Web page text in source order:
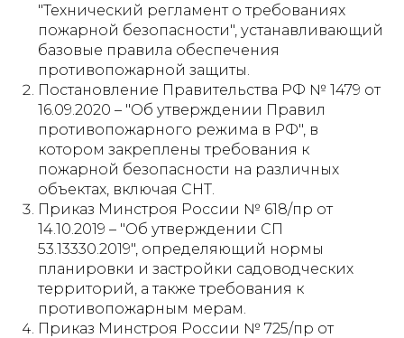
"Технический регламент о требованиях
пожарной безопасности", устанавливающий
базовые правила обеспечения
противопожарной защиты.
Постановление Правительства РФ № 1479 от
16.09.2020 – "Об утверждении Правил
противопожарного режима в РФ", в
котором закреплены требования к
пожарной безопасности на различных
объектах, включая СНТ.
Приказ Минстроя России № 618/пр от
14.10.2019 – "Об утверждении СП
53.13330.2019", определяющий нормы
планировки и застройки садоводческих
территорий, а также требования к
противопожарным мерам.
Приказ Минстроя России № 725/пр от